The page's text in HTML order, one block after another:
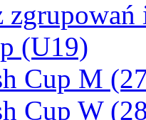
(U19)
Cup M
Cup W